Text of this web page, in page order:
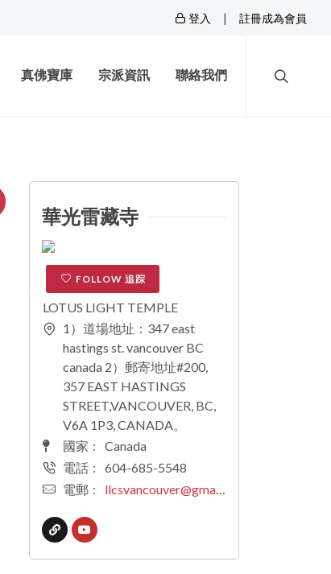
登入 | 註冊成為會員
真佛寶庫 宗派資訊 聯絡我們
華光雷藏寺
FOLLOW 追踪
LOTUS LIGHT TEMPLE
1）道場地址：347 east
hastings st. vancouver BC
canada 2）郵寄地址#200,
357 EAST HASTINGS
STREET,VANCOUVER, BC,
V6A 1P3, CANADA。
國家 :
Canada
電話 :
604-685-5548
電郵 : llcsvancouver@gmail.com